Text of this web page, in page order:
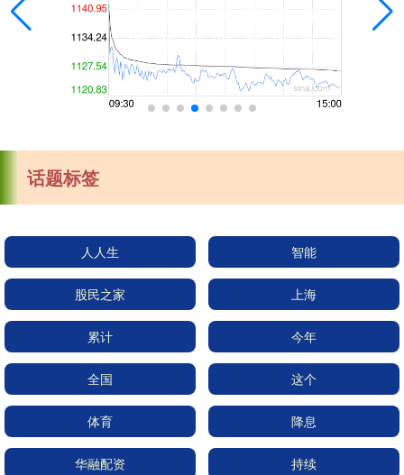
话题标签
人人生 智能
股民之家 上海
累计 今年
全国 这个
体育 降息
华融配资 持续